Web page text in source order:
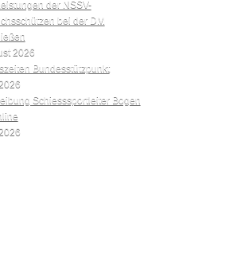
der NSSV-
bei der DM
2026
Bundesstützpunkt
Schiesssportleiter Bogen